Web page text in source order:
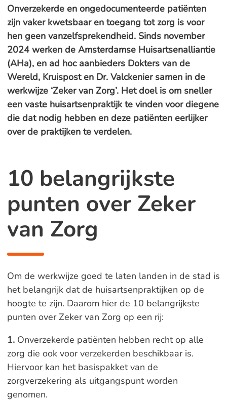
Onverzekerde en ongedocumenteerde patiënten
zijn vaker kwetsbaar en toegang tot zorg is voor
hen geen vanzelfsprekendheid. Sinds november
2024 werken de Amsterdamse Huisartsenalliantie
(AHa), en ad hoc aanbieders Dokters van de
Wereld, Kruispost en Dr. Valckenier samen in de
werkwijze ‘Zeker van Zorg’. Het doel is om sneller
een vaste huisartsenpraktijk te vinden voor diegene
die dat nodig hebben en deze patiënten eerlijker
over de praktijken te verdelen.
10 belangrijkste
punten over Zeker
van Zorg
Om de werkwijze goed te laten landen in de stad is
het belangrijk dat de huisartsenpraktijken op de
hoogte te zijn. Daarom hier de 10 belangrijkste
punten over Zeker van Zorg op een rij:
1. Onverzekerde patiënten hebben recht op alle
zorg die ook voor verzekerden beschikbaar is.
Hiervoor kan het basispakket van de
zorgverzekering als uitgangspunt worden
genomen.